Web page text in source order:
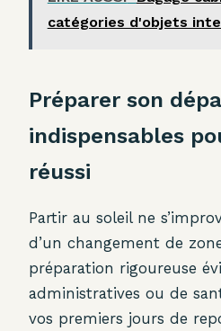
catégories d'objets
Préparer son
indispensables
réussi
Partir au soleil ne
d’un changement de
préparation rigoureuse
administratives ou de
vos premiers jours de